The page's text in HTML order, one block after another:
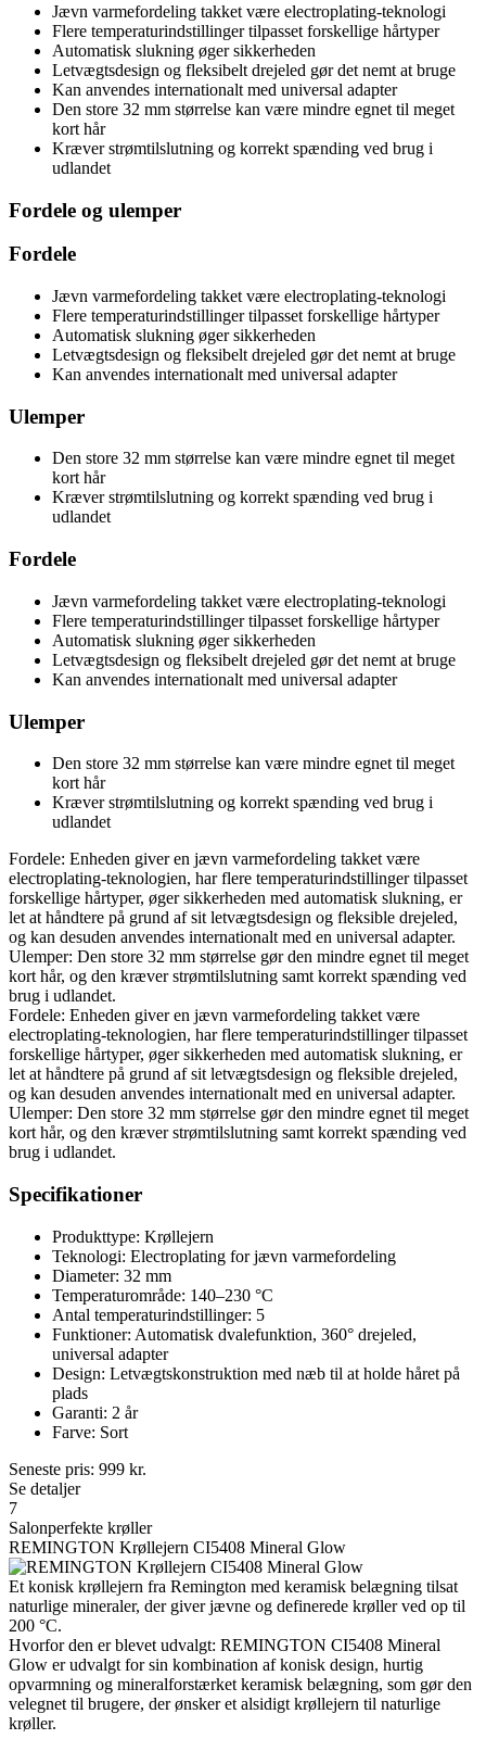
Jævn varmefordeling takket være electroplating-teknologi
Flere temperaturindstillinger tilpasset forskellige hårtyper
Automatisk slukning øger sikkerheden
Letvægtsdesign og fleksibelt drejeled gør det nemt at bruge
Kan anvendes internationalt med universal adapter
Den store 32 mm størrelse kan være mindre egnet til meget
kort hår
Kræver strømtilslutning og korrekt spænding ved brug i
udlandet
Fordele og ulemper
Fordele
Jævn varmefordeling takket være electroplating-teknologi
Flere temperaturindstillinger tilpasset forskellige hårtyper
Automatisk slukning øger sikkerheden
Letvægtsdesign og fleksibelt drejeled gør det nemt at bruge
Kan anvendes internationalt med universal adapter
Ulemper
Den store 32 mm størrelse kan være mindre egnet til meget
kort hår
Kræver strømtilslutning og korrekt spænding ved brug i
udlandet
Fordele
Jævn varmefordeling takket være electroplating-teknologi
Flere temperaturindstillinger tilpasset forskellige hårtyper
Automatisk slukning øger sikkerheden
Letvægtsdesign og fleksibelt drejeled gør det nemt at bruge
Kan anvendes internationalt med universal adapter
Ulemper
Den store 32 mm størrelse kan være mindre egnet til meget
kort hår
Kræver strømtilslutning og korrekt spænding ved brug i
udlandet
Fordele: Enheden giver en jævn varmefordeling takket være
electroplating-teknologien, har flere temperaturindstillinger tilpasset
forskellige hårtyper, øger sikkerheden med automatisk slukning, er
let at håndtere på grund af sit letvægtsdesign og fleksible drejeled,
og kan desuden anvendes internationalt med en universal adapter.
Ulemper: Den store 32 mm størrelse gør den mindre egnet til meget
kort hår, og den kræver strømtilslutning samt korrekt spænding ved
brug i udlandet.
Fordele: Enheden giver en jævn varmefordeling takket være
electroplating-teknologien, har flere temperaturindstillinger tilpasset
forskellige hårtyper, øger sikkerheden med automatisk slukning, er
let at håndtere på grund af sit letvægtsdesign og fleksible drejeled,
og kan desuden anvendes internationalt med en universal adapter.
Ulemper: Den store 32 mm størrelse gør den mindre egnet til meget
kort hår, og den kræver strømtilslutning samt korrekt spænding ved
brug i udlandet.
Specifikationer
Produkttype: Krøllejern
Teknologi: Electroplating for jævn varmefordeling
Diameter: 32 mm
Temperaturområde: 140–230 °C
Antal temperaturindstillinger: 5
Funktioner: Automatisk dvalefunktion, 360° drejeled,
universal adapter
Design: Letvægtskonstruktion med næb til at holde håret på
plads
Garanti: 2 år
Farve: Sort
Seneste pris: 999 kr.
Se detaljer
7
Salonperfekte krøller
REMINGTON Krøllejern CI5408 Mineral Glow
Et konisk krøllejern fra Remington med keramisk belægning tilsat
naturlige mineraler, der giver jævne og definerede krøller ved op til
200 °C.
Hvorfor den er blevet udvalgt: REMINGTON CI5408 Mineral
Glow er udvalgt for sin kombination af konisk design, hurtig
opvarmning og mineralforstærket keramisk belægning, som gør den
velegnet til brugere, der ønsker et alsidigt krøllejern til naturlige
krøller.